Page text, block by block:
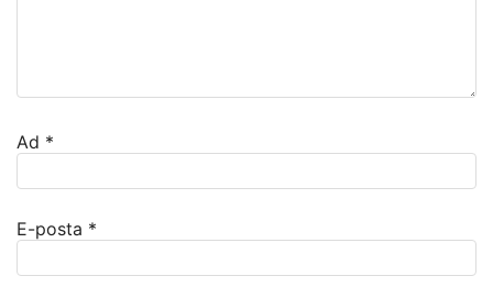
Ad *
E-posta *